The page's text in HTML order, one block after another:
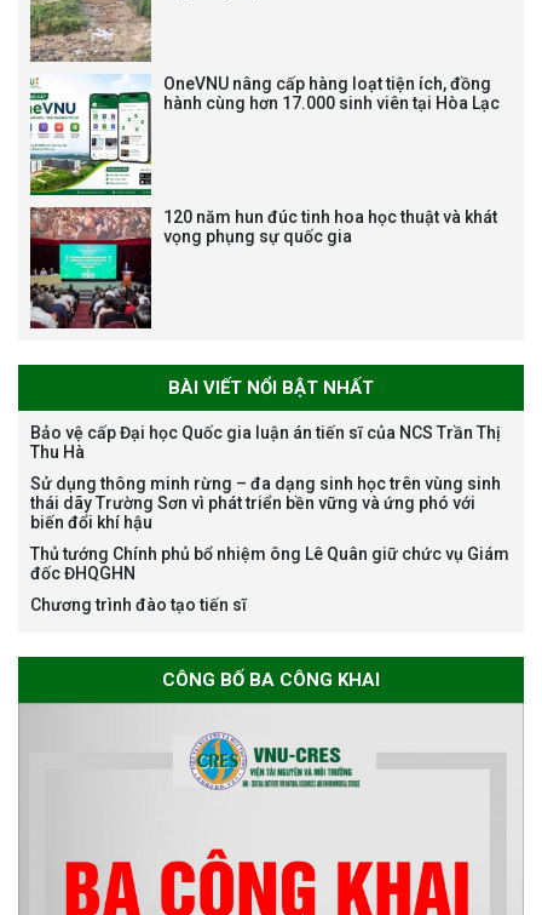
Bảo vệ luận án tiến sĩ của NCS
bổng Nagao tại Việt Nam năm
học 2026-2027
Thông báo về việc họp Tiểu
sơ chuyên môn cho các thí sinh
Thông báo danh sách thí sinh
ngành Môi trường và phát triển
bền vững đợt 1 năm 2026
OneVNU nâng cấp hàng loạt tiện ích, đồng
hành cùng hơn 17.000 sinh viên tại Hòa Lạc
120 năm hun đúc tinh hoa học thuật và khát
vọng phụng sự quốc gia
BÀI VIẾT NỔI BẬT NHẤT
Bảo vệ cấp Đại học Quốc gia luận án tiến sĩ của NCS Trần Thị
Thu Hà
Sử dụng thông minh rừng – đa dạng sinh học trên vùng sinh
thái dãy Trường Sơn vì phát triển bền vững và ứng phó với
biến đổi khí hậu
Thủ tướng Chính phủ bổ nhiệm ông Lê Quân giữ chức vụ Giám
đốc ĐHQGHN
Chương trình đào tạo tiến sĩ
CÔNG BỐ BA CÔNG KHAI